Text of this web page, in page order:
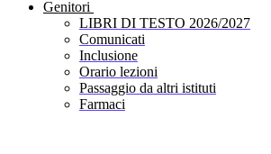
Genitori
LIBRI DI TESTO 2026/2027
Comunicati
Inclusione
Orario lezioni
Passaggio da altri istituti
Farmaci